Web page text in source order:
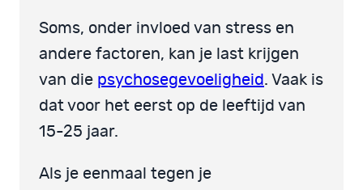
Soms, onder invloed van stress en
andere factoren, kan je last krijgen
van die psychosegevoeligheid . Vaak is
dat voor het eerst op de leeftijd van
15-25 jaar.
Als je eenmaal tegen je